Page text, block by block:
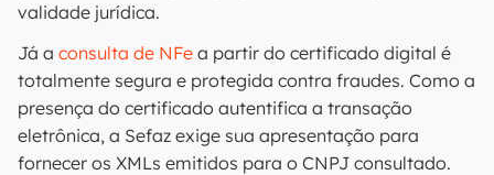
validade jurídica.
Já a consulta de NFe a partir do certificado digital é
totalmente segura e protegida contra fraudes. Como a
presença do certificado autentifica a transação
eletrônica, a Sefaz exige sua apresentação para
fornecer os XMLs emitidos para o CNPJ consultado.